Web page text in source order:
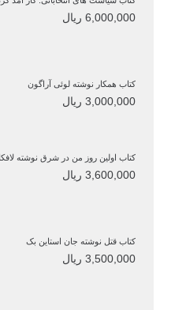
6,000,000 ریال
کتاب همکار نوشته لوئی آراگون
3,000,000 ریال
کتاب اولین روز من در شرق نوشته
3,600,000 ریال
کتاب قتل نوشته جان استاین بک
3,500,000 ریال